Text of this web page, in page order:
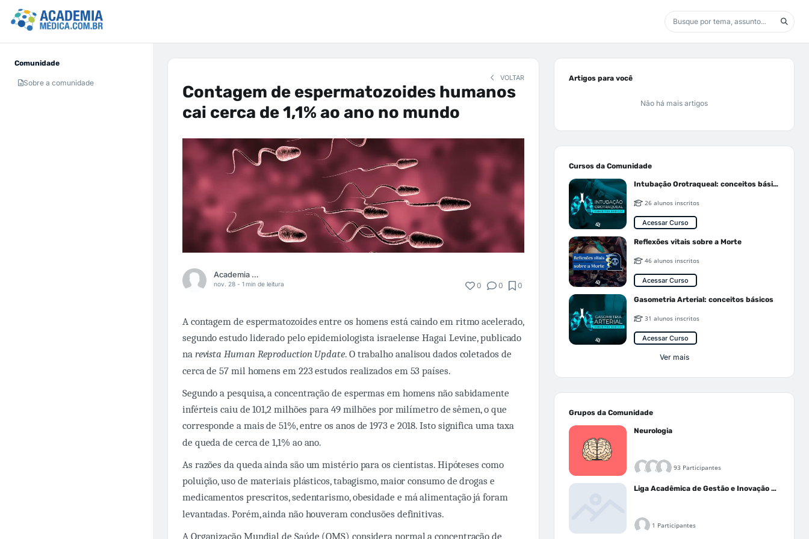
Comunidade
Sobre a comunidade
VOLTAR
Contagem de espermatozoides humanos
cai cerca de 1,1% ao ano no mundo
Academia Médica
nov. 28 - 1 min de leitura 0 0 0
A contagem de espermatozoides entre os homens está caindo em ritmo acelerado,
segundo estudo liderado pelo epidemiologista israelense Hagai Levine, publicado
na revista Human Reproduction Update. O trabalho analisou dados coletados de
cerca de 57 mil homens em 223 estudos realizados em 53 países.
Segundo a pesquisa, a concentração de espermas em homens não sabidamente
inférteis caiu de 101,2 milhões para 49 milhões por milímetro de sêmen, o que
corresponde a mais de 51%, entre os anos de 1973 e 2018. Isto significa uma taxa
de queda de cerca de 1,1% ao ano.
As razões da queda ainda são um mistério para os cientistas. Hipóteses como
poluição, uso de materiais plásticos, tabagismo, maior consumo de drogas e
medicamentos prescritos, sedentarismo, obesidade e má alimentação já foram
levantadas. Porém, ainda não houveram conclusões definitivas.
A Organização Mundial de Saúde (OMS) considera normal a concentração de
Artigos para você
Não há mais artigos
Cursos da Comunidade
Intubação Orotraqueal: conceitos básicos
26 alunos inscritos
Acessar Curso
Reflexões vitais sobre a Morte
46 alunos inscritos
Acessar Curso
Gasometria Arterial: conceitos básicos
31 alunos inscritos
Acessar Curso
Ver mais
Grupos da Comunidade
Neurologia
93 Participantes
Liga Acadêmica de Gestão e Inovação Médica - LAGIM
1 Participantes